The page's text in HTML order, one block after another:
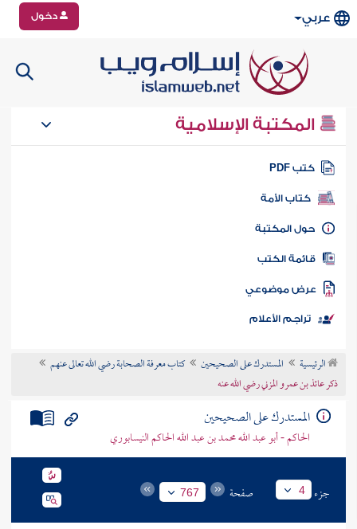
عربي دخول
المكتبة الإسلامية
كتب PDF
كتاب الأمة
المكتبة
الكتب
موضوعي
تراجم الأعلام
الرئيسية المستدرك على الصحيحين
كتاب معرفة الصحابة رضي الله تعالى عنهم
ذكر عائذ بن عمرو المزني رضي الله عنه
المستدرك على الصحيحين
الحاكم - أبو عبد الله محمد بن عبد الله الحاكم النيسابوري
جزء 4 صفحة 767